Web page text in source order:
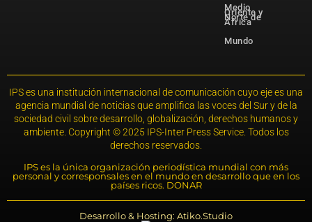
Medio
Oriente y
Norte de
África
Mundo
IPS es una institución internacional de comunicación cuyo eje es una
agencia mundial de noticias que amplifica las voces del Sur y de la
sociedad civil sobre desarrollo, globalización, derechos humanos y
ambiente. Copyright © 2025 IPS-Inter Press Service. Todos los
derechos reservados.
IPS es la única organización periodística mundial con más
personal y corresponsales en el mundo en desarrollo que en los
países ricos. DONAR
Desarrollo & Hosting: Atiko.Studio